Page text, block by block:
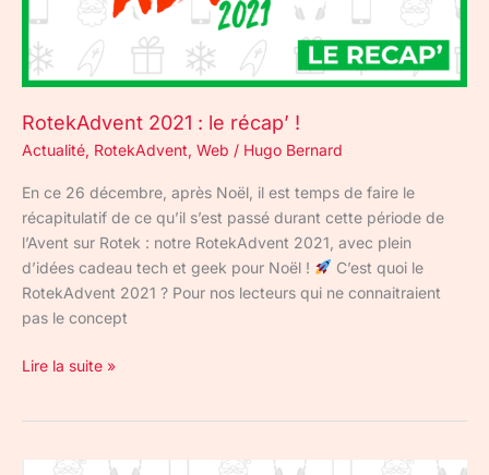
RotekAdvent 2021 : le récap’ !
Actualité, RotekAdvent, Web / Hugo Bernard
En ce 26 décembre, après Noël, il est temps de faire le
récapitulatif de ce qu’il s’est passé durant cette période de
l’Avent sur Rotek : notre RotekAdvent 2021, avec plein
d’idées cadeau tech et geek pour Noël !
C’est quoi le
RotekAdvent 2021 ? Pour nos lecteurs qui ne connaitraient
pas le concept
Lire la suite »